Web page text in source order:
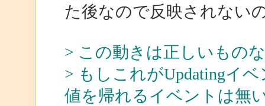
た後なので反映されない
> この動きは正しいもの
> もしこれがUpdatingイ
値を帰れるイベントは無